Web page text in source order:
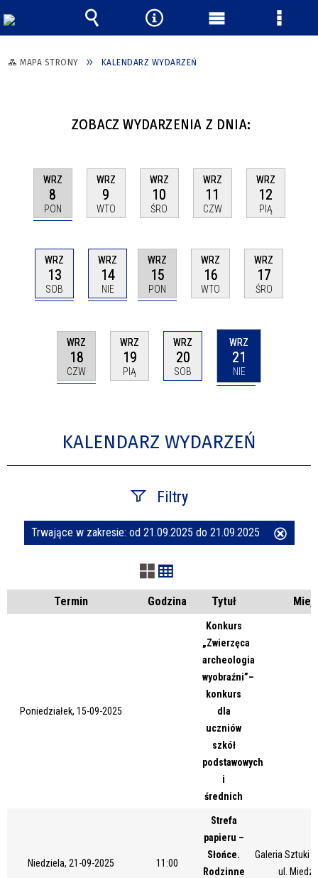
MAPA STRONY KALENDARZ WYDARZEŃ
ZOBACZ WYDARZENIA Z DNIA:
WRZ
8
PON
WRZ
9
WTO
WRZ
10
ŚRO
WRZ
11
CZW
WRZ
12
PIĄ
WRZ
13
SOB
WRZ
14
NIE
WRZ
15
PON
WRZ
16
WTO
WRZ
17
ŚRO
WRZ
18
CZW
WRZ
19
PIĄ
WRZ
20
SOB
WRZ
21
NIE
KALENDARZ WYDARZEŃ
Filtry
Szukana fraza
Kategoria
Miejsce
Trwające w zakresie: od 21.09.2025 do 21.09.2025
Termin Godzina Tytuł
Poniedziałek, 15-09-2025
Konkurs
„Zwierzęca
archeologia
wyobraźni”–
konkurs
dla
uczniów
szkół
podstawowych
i
średnich
Niedziela, 21-09-2025 11:00
Strefa
papieru –
Słońce.
Rodzinne
Galeria Sztuki
ul.
Wyszukiwarka
NarzędziaMenu
Menu